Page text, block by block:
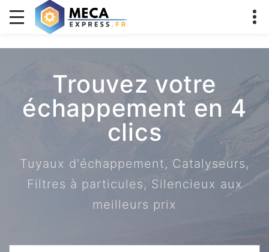
Trouvez votre
échappement en 4
clics
Tuyaux d'échappement, Catalyseurs,
Filtres à particules, Silencieux aux
meilleurs prix